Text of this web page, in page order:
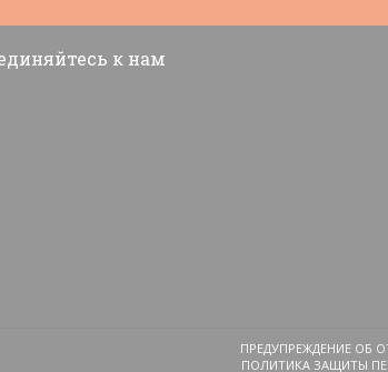
к нам
((открывается в новом окне))
В НОВОМ ОКНЕ)) ПРЕДУПРЕЖДЕНИЕ ОБ
ПОЛИТИКА ЗАЩИТЫ